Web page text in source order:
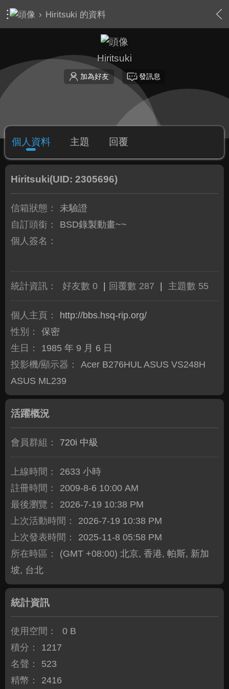
› Hiritsuki 的資料
Hiritsuki
加為好友 發訊息
個人資料 主題 回覆
Hiritsuki(UID: 2305696)
信箱狀態：
未驗證
自訂頭銜：
BSD錄製動畫~~
個人簽名：
統計資訊： 好友數 0 回覆數 287 主題數 55
個人主頁：
http://bbs.hsq-rip.org/
性別：
保密
生日：
1985 年 9 月 6 日
投影機/顯示器：
Acer B276HUL ASUS VS248H
ASUS ML239
活躍概況
會員群組： 720i 中級
上線時間：
2633 小時
註冊時間：
2009-8-6 10:00 AM
最後瀏覽：
2026-7-19 10:38 PM
上次活動時間：
2026-7-19 10:38 PM
上次發表時間：
2025-11-8 05:58 PM
所在時區：
(GMT +08:00) 北京, 香港, 帕斯, 新加
坡, 台北
統計資訊
使用空間：
0 B
積分：
1217
名聲：
523
精幣：
2416